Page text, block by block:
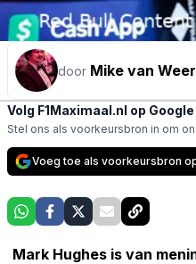
door Mike van
Volg F1Maximaal.nl op Google
Stel ons als voorkeursbron in om
Voeg toe als voorkeursbron
Mark Hughes is van